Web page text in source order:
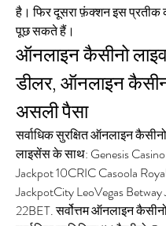
है। फिर दूसरा फ़ंक्शन इस प्रतीक
पूछ सकते हैं।
ऑनलाइन कैसीनो
डीलर, ऑनलाइन
असली पैसा
सर्वाधिक सुरक्षित ऑनलाइन
लाइसेंस के साथ: Genesis
Jackpot 10CRIC Casoola
JackpotCity LeoVegas Betway
22BET. सर्वोत्तम ऑनलाइन